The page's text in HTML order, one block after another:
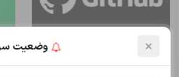
× وضعیت